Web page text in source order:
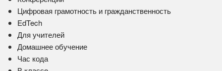
Цифровая грамотность и гражданственность
EdTech
Для учителей
Домашнее обучение
Час кода